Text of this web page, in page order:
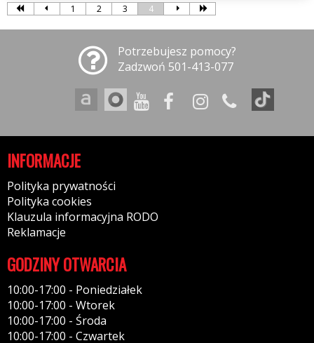
1 2 3 4
Potrzebujesz pomocy?
Zadzwoń 501-413-077
INFORMACJE
Polityka prywatności
Polityka cookies
Klauzula informacyjna RODO
Reklamacje
GODZINY OTWARCIA
10:00-17:00 - Poniedziałek
10:00-17:00 - Wtorek
10:00-17:00 - Środa
10:00-17:00 - Czwartek